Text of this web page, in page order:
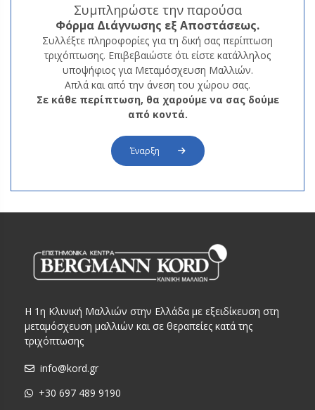
Συμπληρώστε την παρούσα
Φόρμα Διάγνωσης εξ Αποστάσεως.
Συλλέξτε πληροφορίες για τη δική σας περίπτωση
τριχόπτωσης. Επιβεβαιώστε ότι είστε κατάλληλος
υποψήφιος για Μεταμόσχευση Μαλλιών.
Απλά και από την άνεση του χώρου σας.
Σε κάθε περίπτωση, θα χαρούμε να σας δούμε
από κοντά.
Έναρξη
Η 1η Κλινική Μαλλιών στην Ελλάδα με εξειδίκευση στη
μεταμόσχευση μαλλιών και σε θεραπείες κατά της
τριχόπτωσης
info@kord.gr
+30 697 489 9190